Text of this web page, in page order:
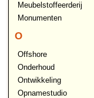
Meubelstoffeerderij
Monumenten
O
Offshore
Onderhoud
Ontwikkeling
Opnamestudio